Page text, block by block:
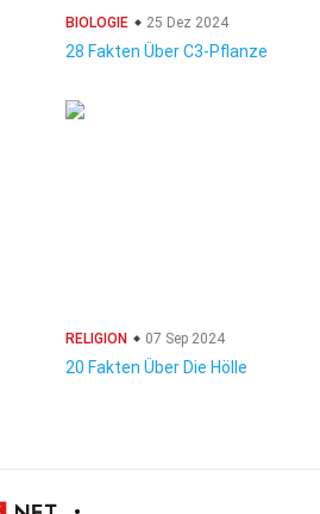
BIOLOGIE 25 Dez 2024
28 Fakten Über C3-Pflanze
RELIGION 07 Sep 2024
20 Fakten Über Die Hölle